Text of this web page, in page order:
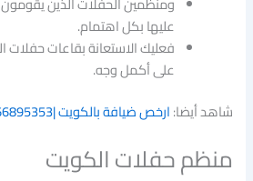
عليها بكل اهتمام.
فعليك الاستعانة بقاعات حفلات
على أكمل وجه.
شاهد أيضا:ارخص ضيافة بالكويت |66895353
منظم حفلات الكويت